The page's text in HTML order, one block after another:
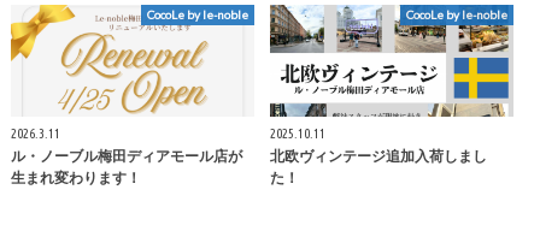
CocoLe by le-noble
2026.3.11
ル・ノーブル梅田ディアモール店が
生まれ変わります！
CocoLe by le-noble
2025.10.11
北欧ヴィンテージ追加入荷しまし
た！